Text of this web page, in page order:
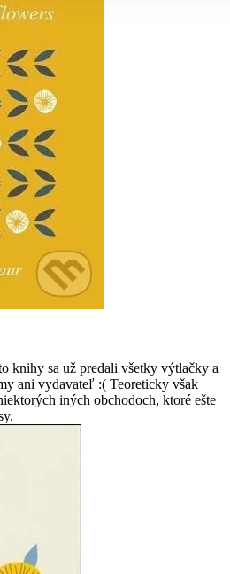
knihy sa už predali všetky výtlačky a
ani vydavateľ :( Teoreticky však
iných obchodoch, ktoré ešte